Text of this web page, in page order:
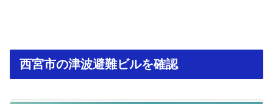
西宮市の津波避難ビルを確認